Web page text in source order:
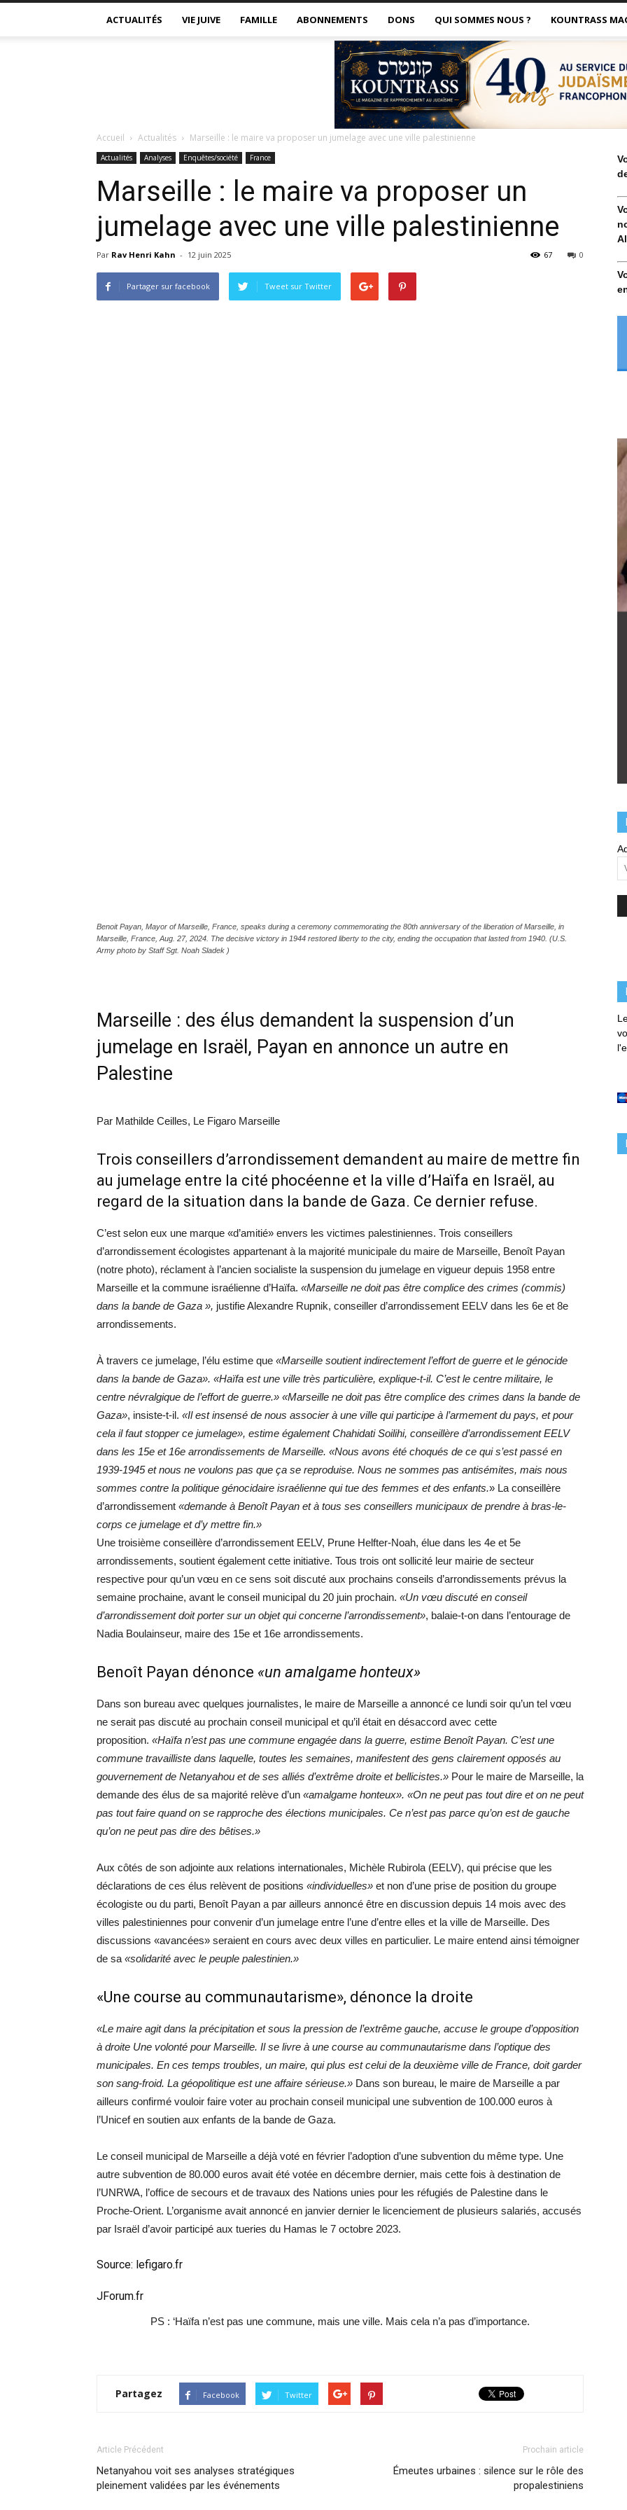
ACTUALITÉS VIE JUIVE FAMILLE ABONNEMENTS DONS QUI SOMMES NOUS ? KOUNTRASS
Accueil Actualités Marseille : le maire va proposer un jumelage avec une ville palestinienne
Actualités Analyses Enquêtes/société France
Marseille : le maire va proposer un
jumelage avec une ville palestinienne
Par Rav Henri Kahn - 12 juin 2025 0
67
Partager sur facebook Tweet sur Twitter
Benoit Payan, Mayor of Marseille, France, speaks during a ceremony commemorating the 80th anniversary of the liberation of Marseille, in
Marseille, France, Aug. 27, 2024. The decisive victory in 1944 restored liberty to the city, ending the occupation that lasted from 1940. (U.S.
Army photo by Staff Sgt. Noah Sladek )
Marseille : des élus demandent la suspension d’un
jumelage en Israël, Payan en annonce un autre en
Palestine
Par Mathilde Ceilles, Le Figaro Marseille
Trois conseillers d’arrondissement demandent au maire de mettre fin
au jumelage entre la cité phocéenne et la ville d’Haïfa en Israël, au
regard de la situation dans la bande de Gaza. Ce dernier refuse.
C’est selon eux une marque «d’amitié» envers les victimes palestiniennes. Trois conseillers
d’arrondissement écologistes appartenant à la majorité municipale du maire de Marseille, Benoît Payan
(notre photo), réclament à l’ancien socialiste la suspension du jumelage en vigueur depuis 1958 entre
Marseille et la commune israélienne d’Haïfa. «Marseille ne doit pas être complice des crimes (commis)
dans la bande de Gaza », justifie Alexandre Rupnik, conseiller d’arrondissement EELV dans les 6e et 8e
arrondissements.
À travers ce jumelage, l’élu estime que «Marseille soutient indirectement l’effort de guerre et le génocide
dans la bande de Gaza». «Haïfa est une ville très particulière, explique-t-il. C’est le centre militaire, le
centre névralgique de l’effort de guerre.» «Marseille ne doit pas être complice des crimes dans la bande de
Gaza», insiste-t-il. «Il est insensé de nous associer à une ville qui participe à l’armement du pays, et pour
cela il faut stopper ce jumelage», estime également Chahidati Soilihi, conseillère d’arrondissement EELV
dans les 15e et 16e arrondissements de Marseille. «Nous avons été choqués de ce qui s’est passé en
1939-1945 et nous ne voulons pas que ça se reproduise. Nous ne sommes pas antisémites, mais nous
sommes contre la politique génocidaire israélienne qui tue des femmes et des enfants.» La conseillère
d’arrondissement «demande à Benoît Payan et à tous ses conseillers municipaux de prendre à bras-le-
corps ce jumelage et d’y mettre fin.»
Une troisième conseillère d’arrondissement EELV, Prune Helfter-Noah, élue dans les 4e et 5e
arrondissements, soutient également cette initiative. Tous trois ont sollicité leur mairie de secteur
respective pour qu’un vœu en ce sens soit discuté aux prochains conseils d’arrondissements prévus la
semaine prochaine, avant le conseil municipal du 20 juin prochain. «Un vœu discuté en conseil
d’arrondissement doit porter sur un objet qui concerne l’arrondissement», balaie-t-on dans l’entourage de
Nadia Boulainseur, maire des 15e et 16e arrondissements.
Benoît Payan dénonce «un amalgame honteux»
Dans son bureau avec quelques journalistes, le maire de Marseille a annoncé ce lundi soir qu’un tel vœu
ne serait pas discuté au prochain conseil municipal et qu’il était en désaccord avec cette
proposition. «Haïfa n’est pas une commune engagée dans la guerre, estime Benoît Payan. C’est une
commune travailliste dans laquelle, toutes les semaines, manifestent des gens clairement opposés au
gouvernement de Netanyahou et de ses alliés d’extrême droite et bellicistes.» Pour le maire de Marseille, la
demande des élus de sa majorité relève d’un «amalgame honteux». «On ne peut pas tout dire et on ne peut
pas tout faire quand on se rapproche des élections municipales. Ce n’est pas parce qu’on est de gauche
qu’on ne peut pas dire des bêtises.»
Aux côtés de son adjointe aux relations internationales, Michèle Rubirola (EELV), qui précise que les
déclarations de ces élus relèvent de positions «individuelles» et non d’une prise de position du groupe
écologiste ou du parti, Benoît Payan a par ailleurs annoncé être en discussion depuis 14 mois avec des
villes palestiniennes pour convenir d’un jumelage entre l’une d’entre elles et la ville de Marseille. Des
discussions «avancées» seraient en cours avec deux villes en particulier. Le maire entend ainsi témoigner
de sa «solidarité avec le peuple palestinien.»
«Une course au communautarisme», dénonce la droite
«Le maire agit dans la précipitation et sous la pression de l’extrême gauche, accuse le groupe d’opposition
à droite Une volonté pour Marseille. Il se livre à une course au communautarisme dans l’optique des
municipales. En ces temps troubles, un maire, qui plus est celui de la deuxième ville de France, doit garder
son sang-froid. La géopolitique est une affaire sérieuse.» Dans son bureau, le maire de Marseille a par
ailleurs confirmé vouloir faire voter au prochain conseil municipal une subvention de 100.000 euros à
l’Unicef en soutien aux enfants de la bande de Gaza.
Le conseil municipal de Marseille a déjà voté en février l’adoption d’une subvention du même type. Une
autre subvention de 80.000 euros avait été votée en décembre dernier, mais cette fois à destination de
l’UNRWA, l’office de secours et de travaux des Nations unies pour les réfugiés de Palestine dans le
Proche-Orient. L’organisme avait annoncé en janvier dernier le licenciement de plusieurs salariés, accusés
par Israël d’avoir participé aux tueries du Hamas le 7 octobre 2023.
Source: lefigaro.fr
JForum.fr
PS : ‘Haïfa n’est pas une commune, mais une ville. Mais cela n’a pas d’importance.
Partagez Facebook Twitter
Article Précédent
Netanyahou voit ses analyses stratégiques
pleinement validées par les événements
Prochain article
Émeutes urbaines : silence sur le rôle des
propalestiniens